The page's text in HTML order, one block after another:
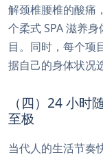
解颈椎腰椎的酸痛
个柔式 SPA 滋养
目。同时，每个项
据自己的身体状况
（四）24 小时
至极
当代人的生活节奏